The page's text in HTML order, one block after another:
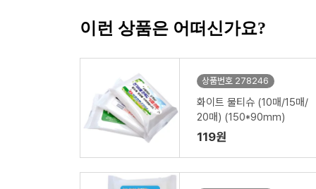
이런 상품은 어떠신가요?
상품번호 278246
화이트 물티슈 (10매/15매/
20매) (150*90mm)
119원